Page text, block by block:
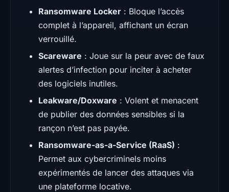
Ransomware Locker : Bloque l’accès
complet à l’appareil, affichant un écran
verrouillé.
Scareware : Joue sur la peur avec de faux
alertes d’infection pour inciter à acheter
des logiciels inutiles.
Leakware/Doxware : Volent et menacent
de publier des données sensibles si la
rançon n’est pas payée.
Ransomware-as-a-Service (RaaS) :
Permet aux cybercriminels moins
expérimentés de lancer des attaques via
une plateforme locative.